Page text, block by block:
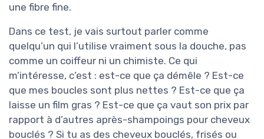
une fibre fine.
Dans ce test, je vais surtout parler comme
quelqu’un qui l’utilise vraiment sous la douche, pas
comme un coiffeur ni un chimiste. Ce qui
m’intéresse, c’est : est-ce que ça démêle ? Est-ce
que mes boucles sont plus nettes ? Est-ce que ça
laisse un film gras ? Est-ce que ça vaut son prix par
rapport à d’autres après-shampoings pour cheveux
bouclés ? Si tu as des cheveux bouclés, frisés ou